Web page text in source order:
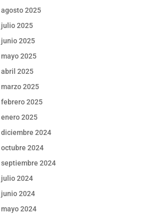
agosto 2025
julio 2025
junio 2025
mayo 2025
abril 2025
marzo 2025
febrero 2025
enero 2025
diciembre 2024
octubre 2024
septiembre 2024
julio 2024
junio 2024
mayo 2024